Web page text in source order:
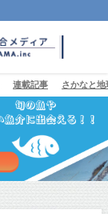
連載記事 さかなと地